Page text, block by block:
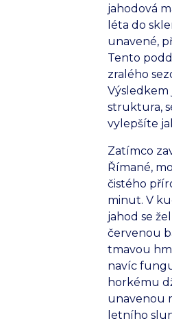
jahodová
léta do
unavené,
Tento
zralého
Výsledkem
struktura,
vylepšíte
Zatímco
Římané,
čistého
minut. V
jahod se
červenou
tmavou
navíc
horkému
unavenou
letního